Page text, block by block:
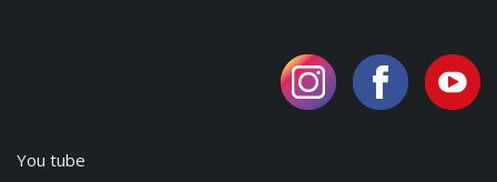
You tube